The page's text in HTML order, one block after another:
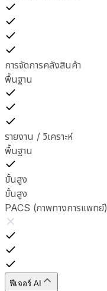
การจัดการคลังสินค้า
พื้นฐาน
รายงาน / วิเคราะห์
พื้นฐาน
ขั้นสูง
ขั้นสูง
PACS (ภาพทางการแพทย์)
ฟีเจอร์ AI